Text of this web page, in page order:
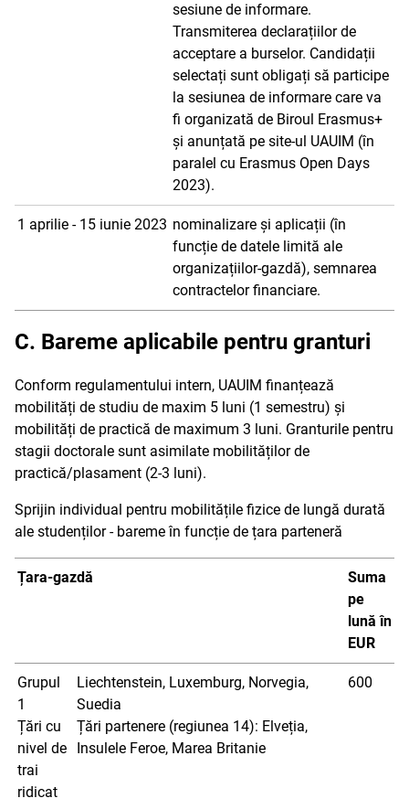
sesiune de informare.
Transmiterea declarațiilor de
acceptare a burselor. Candidații
selectați sunt obligați să participe
la sesiunea de informare care va
fi organizată de Biroul Erasmus+
și anunțată pe site-ul UAUIM (în
paralel cu Erasmus Open Days
2023).
1 aprilie - 15 iunie 2023 nominalizare și aplicații (în
funcție de datele limită ale
organizațiilor-gazdă), semnarea
contractelor financiare.
C. Bareme aplicabile pentru granturi
Conform regulamentului intern, UAUIM finanțează
mobilități de studiu de maxim 5 luni (1 semestru) și
mobilități de practică de maximum 3 luni. Granturile pentru
stagii doctorale sunt asimilate mobilităților de
practică/plasament (2-3 luni).
Sprijin individual pentru mobilitățile fizice de lungă durată
ale studenților - bareme în funcție de țara parteneră
Țara-gazdă
Suma
pe
lună în
EUR
Grupul
1
Țări cu
nivel de
trai
ridicat
Liechtenstein, Luxemburg, Norvegia,
Suedia
Țări partenere (regiunea 14): Elveția,
Insulele Feroe, Marea Britanie
600